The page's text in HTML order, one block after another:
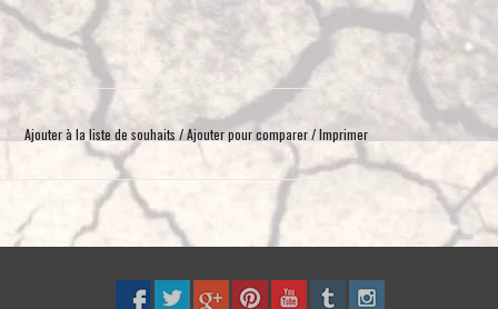
toucher
et
glisser.
Ajouter à la liste de souhaits/Ajouter pour comparer/Imprimer